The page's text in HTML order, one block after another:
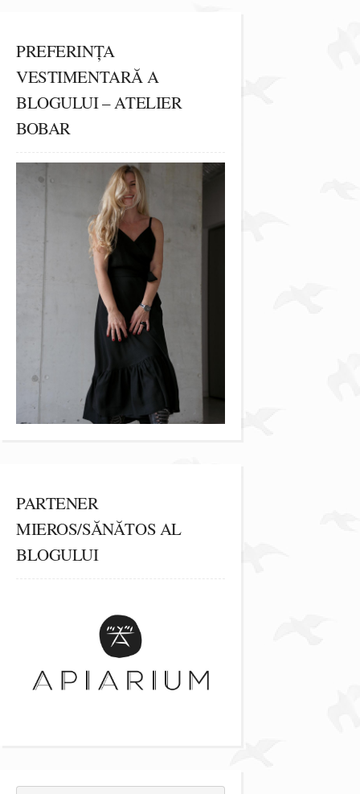
PREFERINȚA
VESTIMENTARĂ A
BLOGULUI – ATELIER
BOBAR
PARTENER
MIEROS/SĂNĂTOS AL
BLOGULUI